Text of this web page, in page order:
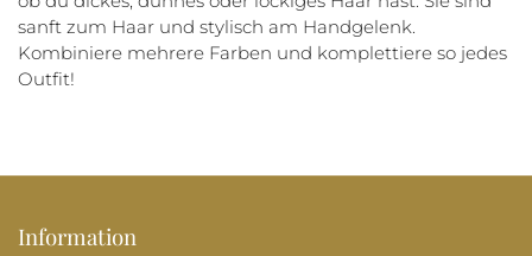
sanft zum Haar und stylisch am Handgelenk.
Kombiniere mehrere Farben und komplettiere so jedes
Outfit!
Information